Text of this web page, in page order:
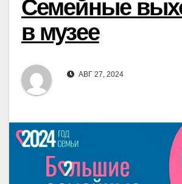
Семейные
в музее
АВГ 27, 2024